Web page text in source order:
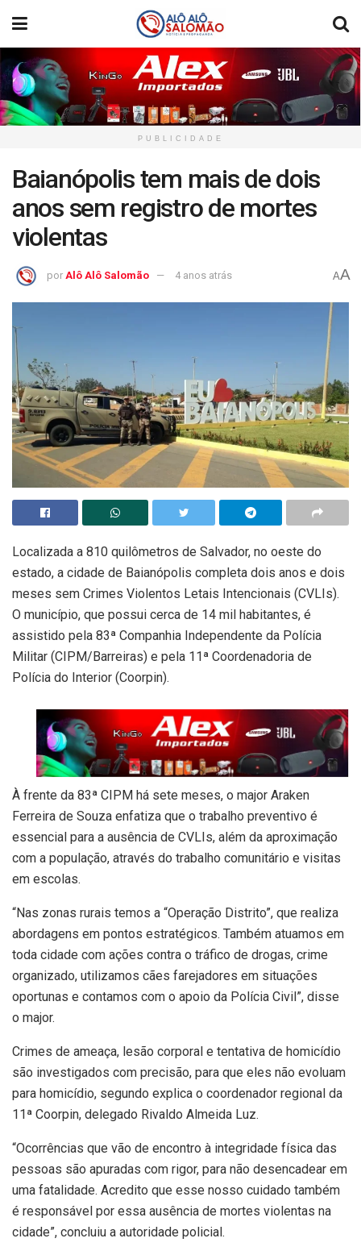
PUBLICIDADE
Baianópolis tem mais de dois
anos sem registro de mortes
violentas
por Alô Alô Salomão 4 anos atrás AA
Localizada a 810 quilômetros de Salvador, no oeste do
estado, a cidade de Baianópolis completa dois anos e dois
meses sem Crimes Violentos Letais Intencionais (CVLIs).
O município, que possui cerca de 14 mil habitantes, é
assistido pela 83ª Companhia Independente da Polícia
Militar (CIPM/Barreiras) e pela 11ª Coordenadoria de
Polícia do Interior (Coorpin).
À frente da 83ª CIPM há sete meses, o major Araken
Ferreira de Souza enfatiza que o trabalho preventivo é
essencial para a ausência de CVLIs, além da aproximação
com a população, através do trabalho comunitário e visitas
em escolas.
“Nas zonas rurais temos a “Operação Distrito”, que realiza
abordagens em pontos estratégicos. Também atuamos em
toda cidade com ações contra o tráfico de drogas, crime
organizado, utilizamos cães farejadores em situações
oportunas e contamos com o apoio da Polícia Civil”, disse
o major.
Crimes de ameaça, lesão corporal e tentativa de homicídio
são investigados com precisão, para que eles não evoluam
para homicídio, segundo explica o coordenador regional da
11ª Coorpin, delegado Rivaldo Almeida Luz.
“Ocorrências que vão de encontro à integridade física das
pessoas são apuradas com rigor, para não desencadear em
uma fatalidade. Acredito que esse nosso cuidado também
é responsável por essa ausência de mortes violentas na
cidade”, concluiu a autoridade policial.